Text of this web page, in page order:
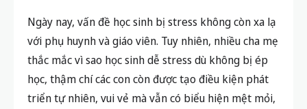
Ngày nay, vấn đề học sinh bị stress không còn xa lạ
với phụ huynh và giáo viên. Tuy nhiên, nhiều cha mẹ
thắc mắc vì sao học sinh dễ stress dù không bị ép
học, thậm chí các con còn được tạo điều kiện phát
triển tự nhiên, vui vẻ mà vẫn có biểu hiện mệt mỏi,